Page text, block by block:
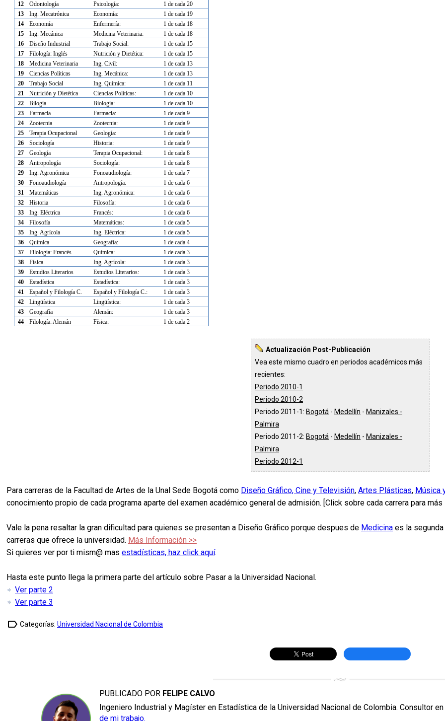
12
Odontología Psicología:
1 de cada 20
13
Ing. Mecatrónica Economía:
1 de cada 19
14
Economía Enfermería:
1 de cada 18
15
Ing. Mecánica Medicina Veterinaria:
1 de cada 18
16
Diseño Industrial Trabajo Social:
1 de cada 15
17
Filología: Inglés Nutrición y Dietética:
1 de cada 15
18
Medicina Veterinaria Ing. Civil:
1 de cada 13
19
Ciencias Políticas Ing. Mecánica:
1 de cada 13
20
Trabajo Social Ing. Química:
1 de cada 11
21
Nutrición y Dietética Ciencias Políticas:
1 de cada 10
22
Bilogía Biología:
1 de cada 10
23
Farmacia Farmacia:
1 de cada 9
24
Zootecnia Zootecnia:
1 de cada 9
25
Terapia Ocupacional Geología:
1 de cada 9
26
Sociología Historia:
1 de cada 9
27
Geología Terapia Ocupacional:
1 de cada 8
28
Antropología Sociología:
1 de cada 8
29
Ing. Agronómica Fonoaudiología:
1 de cada 7
30
Fonoaudiología Antropología:
1 de cada 6
31
Matemáticas Ing. Agronómica:
1 de cada 6
32
Historia Filosofía:
1 de cada 6
33
Ing. Eléctrica Francés:
1 de cada 6
34
Filosofía Matemáticas:
1 de cada 5
35
Ing. Agrícola Ing. Eléctrica:
1 de cada 5
36
Química Geografía:
1 de cada 4
37
Filología: Francés Química:
1 de cada 3
38
Física Ing. Agrícola:
1 de cada 3
39
Estudios Literarios Estudios Literarios:
1 de cada 3
40
Estadística Estadística:
1 de cada 3
41
Español y Filología C. Español y Filología C.:
1 de cada 3
42
Lingüística Lingüística:
1 de cada 3
43
Geografía Alemán:
1 de cada 3
44
Filología: Alemán Física: 1 de cada 2
Actualización Post-Publicación
Vea este mismo cuadro en periodos académicos más
recientes:
Periodo 2010-1
Periodo 2010-2
Periodo 2011-1: Bogotá - Medellín - Manizales -
Palmira
Periodo 2011-2: Bogotá - Medellín - Manizales -
Palmira
Periodo 2012-1
Para carreras de la Facultad de Artes de la Unal Sede Bogotá como Diseño Gráfico, Cine y Televisión, Artes Plásticas, Música
conocimiento propio de cada programa aparte del examen académico general de admisión. [Click sobre cada carrera para más
Vale la pena resaltar la gran dificultad para quienes se presentan a Diseño Gráfico porque despues de Medicina es la
carreras que ofrece la universidad. Más Información >>
Si quieres ver por ti mism@ mas estadísticas, haz click aquí.
Hasta este punto llega la primera parte del artículo sobre Pasar a la Universidad Nacional.
Ver parte 2
Ver parte 3
label_outline Categorías: Universidad Nacional de Colombia
PUBLICADO POR FELIPE CALVO
Ingeniero Industrial y Magíster en Estadística de la Universidad Nacional de Colombia. Consultor
de mi trabajo.